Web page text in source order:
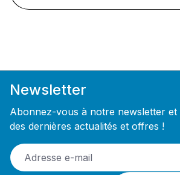
Newsletter
Abonnez-vous à notre newsletter
des dernières actualités et offres !